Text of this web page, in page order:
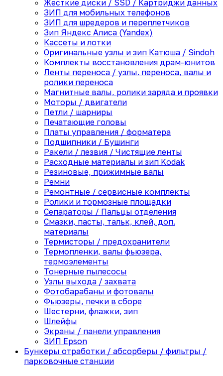
Жесткие диски / SSD / Картриджи данных
ЗИП для мобильных телефонов
ЗИП для шредеров и переплетчиков
Зип Яндекс Алиса (Yandex)
Кассеты и лотки
Оригинальные узлы и зип Катюша / Sindoh
Комплекты восстановления драм-юнитов
Ленты переноса / узлы. переноса, валы и
ролики переноса
Магнитные валы, ролики заряда и проявки
Моторы / двигатели
Петли / шарниры
Печатающие головы
Платы управления / форматера
Подшипники / Бушинги
Ракели / лезвия / Чистящие ленты
Расходные материалы и зип Kodak
Резиновые, прижимные валы
Ремни
Ремонтные / сервисные комплекты
Ролики и тормозные площадки
Сепараторы / Пальцы отделения
Смазки, пасты, тальк, клей, доп.
материалы
Термисторы / предохранители
Термопленки, валы фьюзера,
термоэлементы
Тонерные пылесосы
Узлы выхода / захвата
Фотобарабаны и фотовалы
Фьюзеры, печки в сборе
Шестерни, флажки, зип
Шлейфы
Экраны / панели управления
ЗИП Epson
Бункеры отработки / абсорберы / фильтры /
парковочные станции